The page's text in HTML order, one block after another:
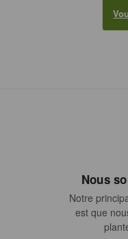
Nous
Notre
est que